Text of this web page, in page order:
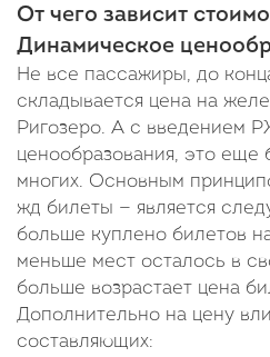
От чего зависит
Динамическое
Не все пассажиры, до
складывается цена на
Ригозеро. А с введением
ценообразования, это еще
многих. Основным
жд билеты — является
больше куплено билетов
меньше мест осталось в
больше возрастает цена
Дополнительно на цену
составляющих: